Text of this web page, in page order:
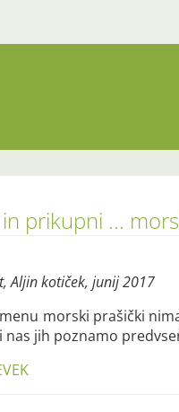
prikupni ...
Aljin kotiček, junij 2017
morski prašički
nas jih poznamo